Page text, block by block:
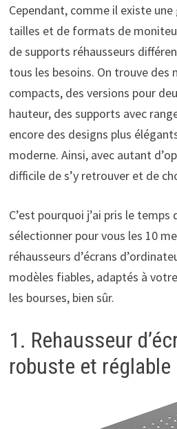
Cependant, comme il existe
tailles et de formats de
de supports réhausseurs
tous les besoins. On trouve des
compacts, des versions pour
hauteur, des supports avec
encore des designs plus
moderne. Ainsi, avec autant
difficile de s’y retrouver et de
C’est pourquoi j’ai pris le
sélectionner pour vous les 10
réhausseurs d’écrans
modèles fiables, adaptés à
les bourses, bien sûr.
1. Rehausseur
robuste et réglable